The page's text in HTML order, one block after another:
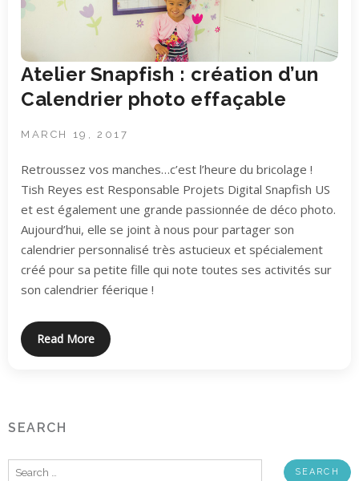
Atelier Snapfish : création d’un
Calendrier photo effaçable
MARCH 19, 2017
Retroussez vos manches…c’est l’heure du bricolage !
Tish Reyes est Responsable Projets Digital Snapfish US
et est également une grande passionnée de déco photo.
Aujourd’hui, elle se joint à nous pour partager son
calendrier personnalisé très astucieux et spécialement
créé pour sa petite fille qui note toutes ses activités sur
son calendrier féerique !
Read More
SEARCH
Search